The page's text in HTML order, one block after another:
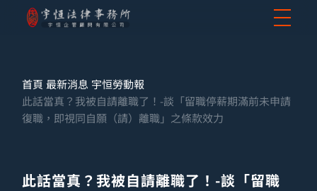
首頁 最新消息 宇恒勞動報
此話當真？我被自請離職了！-談「留職停薪期滿前未申請
復職，即視同自願（請）離職」之條款效力
此話當真？我被自請離職了！-談「留職